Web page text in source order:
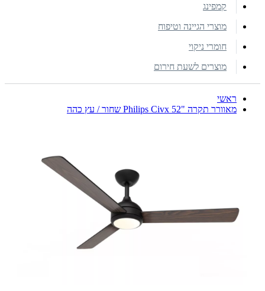
קמפינג
מוצרי הגיינה וטיפוח
חומרי ניקוי
מוצרים לשעת חירום
ראשי
מאוורר תקרה "52 Philips Civx שחור / עץ כהה